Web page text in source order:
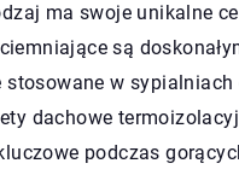
ma swoje unikalne
są
w
dachowe
podczas